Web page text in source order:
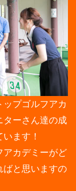
プゴルフアカ
ターさん達の成
ます！
アカデミーがど
ばと思いますの